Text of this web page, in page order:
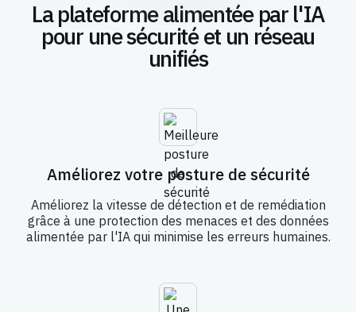
Sécurité de l'IA
Zero Trust – Premises
La plateforme alimentée par l'IA
pour une sécurité et un réseau
unifiés
Améliorez votre posture de sécurité
Améliorez la vitesse de détection et de remédiation
grâce à une protection des menaces et des données
alimentée par l'IA qui minimise les erreurs humaines.